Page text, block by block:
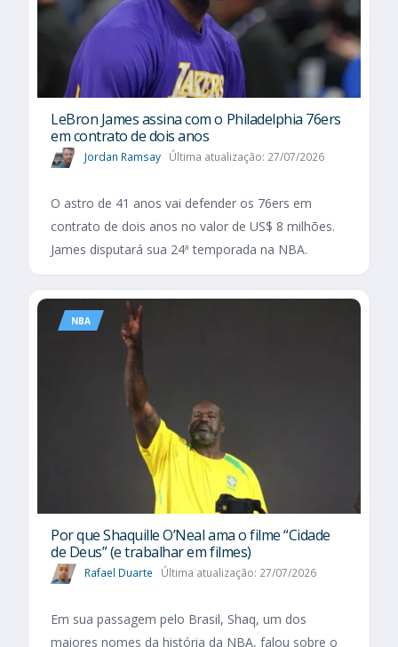
LeBron James assina com o Philadelphia 76ers
em contrato de dois anos
Jordan Ramsay Última atualização: 27/07/2026
O astro de 41 anos vai defender os 76ers em
contrato de dois anos no valor de US$ 8 milhões.
James disputará sua 24ª temporada na NBA.
NBA
Por que Shaquille O’Neal ama o filme “Cidade
de Deus” (e trabalhar em filmes)
Rafael Duarte Última atualização: 27/07/2026
Em sua passagem pelo Brasil, Shaq, um dos
maiores nomes da história da NBA, falou sobre o